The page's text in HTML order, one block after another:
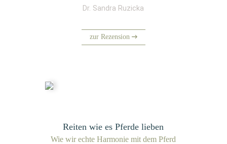
Dr. Sandra Ruzicka
zur Rezension
Reiten wie es Pferde lieben
Wie wir ech­te Har­mo­nie mit dem Pferd